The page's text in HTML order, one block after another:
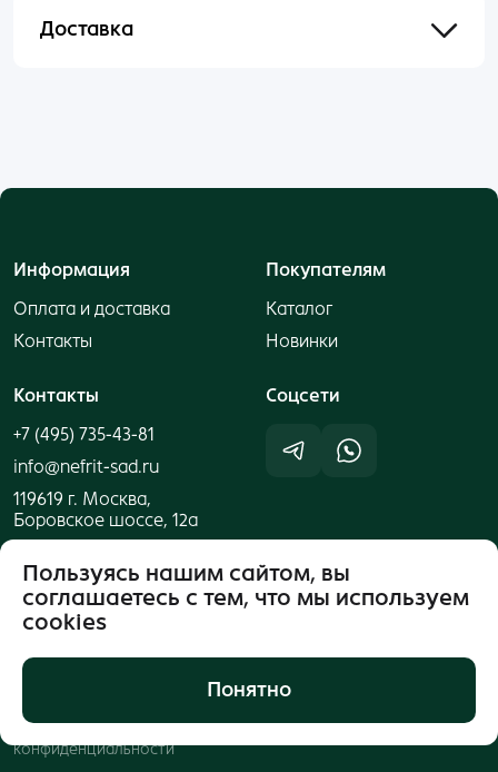
Доставка
Информация
Оплата и доставка
Контакты
Покупателям
Каталог
Новинки
Контакты
+7 (495) 735-43-81
info@nefrit-sad.ru
119619 г. Москва,
Боровское шоссе, 12а
Cоцсети
Нефритовый Сад"
Политика
конфиденциальности
Пользуясь нашим сайтом, вы
соглашаетесь с тем, что мы используем
cookies
Понятно